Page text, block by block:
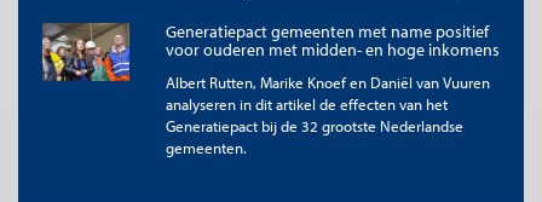
Generatiepact gemeenten met name positief
voor ouderen met midden- en hoge inkomens
Albert Rutten, Marike Knoef en Daniël van Vuuren
analyseren in dit artikel de effecten van het
Generatiepact bij de 32 grootste Nederlandse
gemeenten.